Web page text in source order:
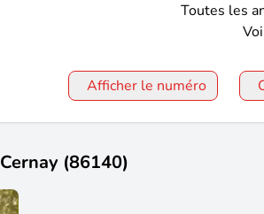
Toutes les
Afficher le numéro
(86140)